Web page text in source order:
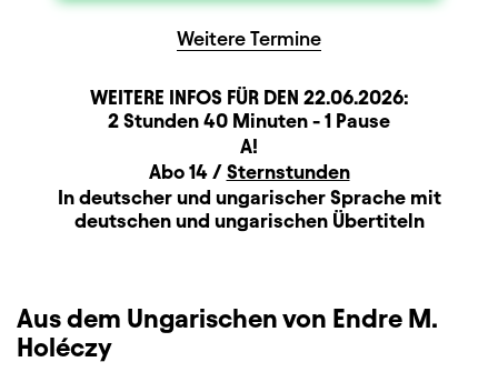
Weitere Termine
WEITERE INFOS FÜR DEN 22.06.2026:
BeschreibungInformation
Dauer und Pausen2 Stunden 40 Minuten - 1 Pause
A!
ZusatzinformationAbo 14 / Sternstunden
Sprachbeschreibung
In deutscher und ungarischer Sprache mit
deutschen und ungarischen Übertiteln
Aus dem Ungarischen von Endre M.
Holéczy